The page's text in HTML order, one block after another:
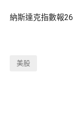
納斯達克指數報
美股